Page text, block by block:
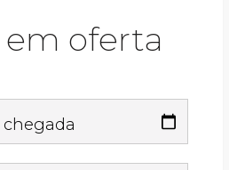
em oferta